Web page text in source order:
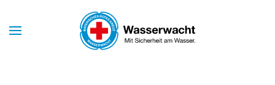
Skip to main content